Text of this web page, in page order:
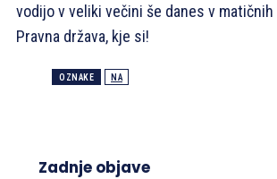
vodijo v veliki večini še danes v
Pravna država, kje si!
OZNAKE NA
Zadnje objave